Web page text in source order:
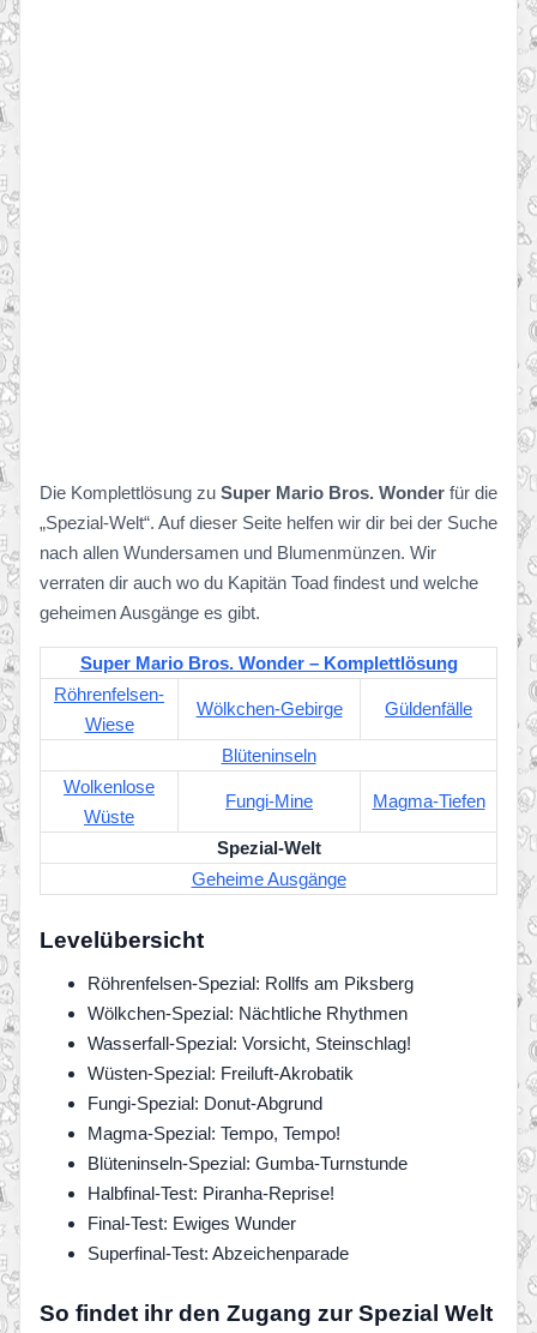
Die Komplettlösung zu Super Mario Bros. Wonder für die
„Spezial-Welt“. Auf dieser Seite helfen wir dir bei der Suche
nach allen Wundersamen und Blumenmünzen. Wir
verraten dir auch wo du Kapitän Toad findest und welche
geheimen Ausgänge es gibt.
Super Mario Bros. Wonder – Komplettlösung
Röhrenfelsen-
Wiese
Wölkchen-Gebirge Güldenfälle
Blüteninseln
Wolkenlose
Wüste
Fungi-Mine Magma-Tiefen
Spezial-Welt
Geheime Ausgänge
Levelübersicht
Röhrenfelsen-Spezial: Rollfs am Piksberg
Wölkchen-Spezial: Nächtliche Rhythmen
Wasserfall-Spezial: Vorsicht, Steinschlag!
Wüsten-Spezial: Freiluft-Akrobatik
Fungi-Spezial: Donut-Abgrund
Magma-Spezial: Tempo, Tempo!
Blüteninseln-Spezial: Gumba-Turnstunde
Halbfinal-Test: Piranha-Reprise!
Final-Test: Ewiges Wunder
Superfinal-Test: Abzeichenparade
So findet ihr den Zugang zur Spezial Welt